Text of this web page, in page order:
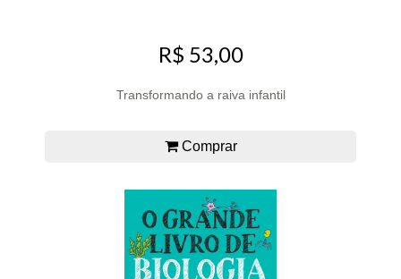
R$ 53,00
Transformando a raiva infantil
Comprar